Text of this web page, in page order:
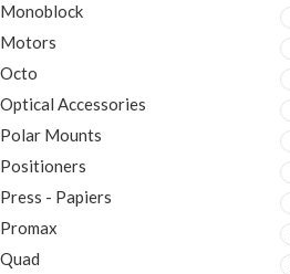
Monoblock
Motors
Octo
Optical Accessories
Polar Mounts
Positioners
Press - Papiers
Promax
Quad